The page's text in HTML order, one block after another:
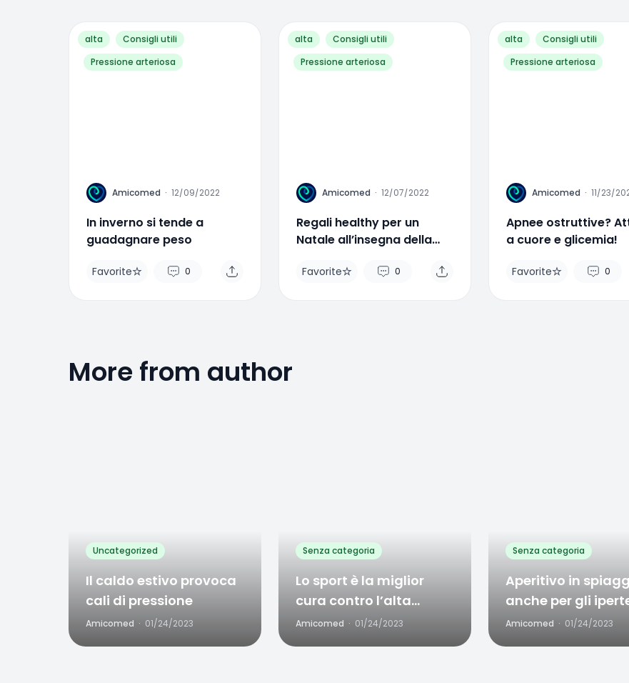
alta
Consigli utili
Pressione arteriosa
A Amicomed · 12/09/2022
In inverno si tende a
guadagnare peso
Favorite 0
alta
Consigli utili
Pressione arteriosa
A Amicomed · 12/07/2022
Regali healthy per un
Natale all’insegna della
Favorite 0
alta
Consigli utili
Pressione arteriosa
A Amicomed · 11/23/
Apnee ostruttive?
a cuore e glicemia!
Favorite 0
More from author
Uncategorized
Il caldo estivo provoca
cali di pressione
Amicomed · 01/24/2023
Senza categoria
Lo sport è la miglior
cura contro l’alta
pressione
Amicomed · 01/24/2023
Senza categoria
Aperitivo in
anche per gli
Amicomed · 01/24/2023